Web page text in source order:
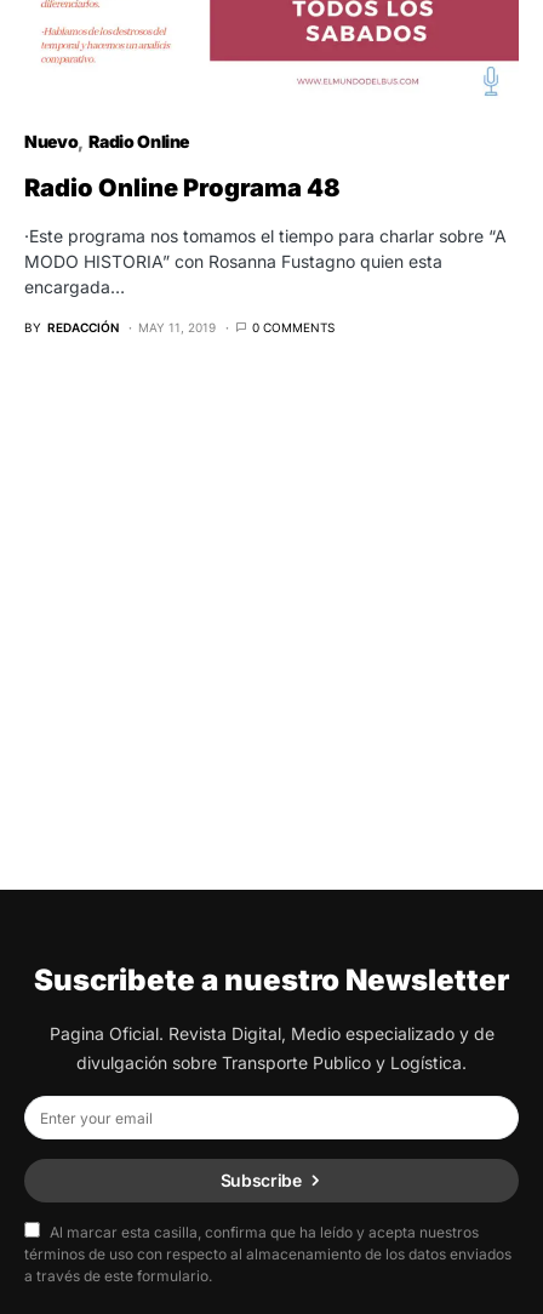
Nuevo Radio Online
Radio Online Programa 48
·Este programa nos tomamos el tiempo para charlar sobre “A
MODO HISTORIA” con Rosanna Fustagno quien esta
encargada…
BY REDACCIÓN MAY 11, 2019 0 COMMENTS
Suscribete a nuestro Newsletter
Pagina Oficial. Revista Digital, Medio especializado y de
divulgación sobre Transporte Publico y Logística.
Subscribe
Al marcar esta casilla, confirma que ha leído y acepta nuestros
términos de uso con respecto al almacenamiento de los datos enviados
a través de este formulario.